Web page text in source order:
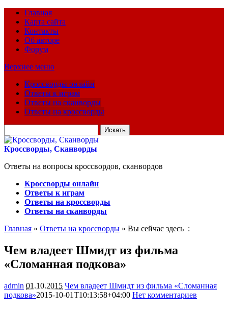
Главная
Карта сайта
Контакты
Об авторе
Форум
Верхнее меню
Кроссворды онлайн
Ответы к играм
Ответы на сканворды
Ответы на кроссворды
для:
Кроссворды, Сканворды
Ответы на вопросы кроссвордов, сканвордов
Кроссворды онлайн
Ответы к играм
Ответы на кроссворды
Ответы на сканворды
Главная » Ответы на кроссворды » Вы сейчас здесь :
Чем владеет Шмидт из фильма
«Сломанная подкова»
admin 01.10.2015 Чем владеет Шмидт из фильма «Сломанная
подкова»2015-10-01T10:13:58+04:00 Нет комментариев